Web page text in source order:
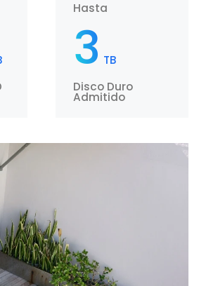
Hasta
3 TB
Disco Duro
Admitido